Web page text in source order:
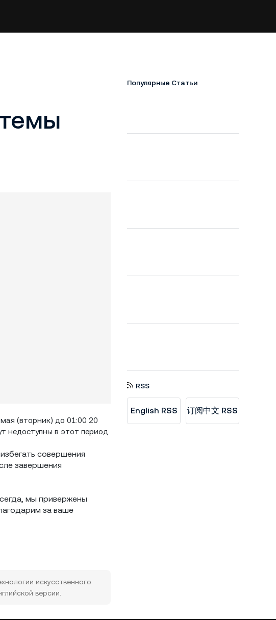
(вторник) до 01:00 20
недоступны в этот период.
совершения
завершения
мы привержены
за ваше
искусственного
версии.
Популярные Статьи
RSS
English RSS 订阅中文 RSS